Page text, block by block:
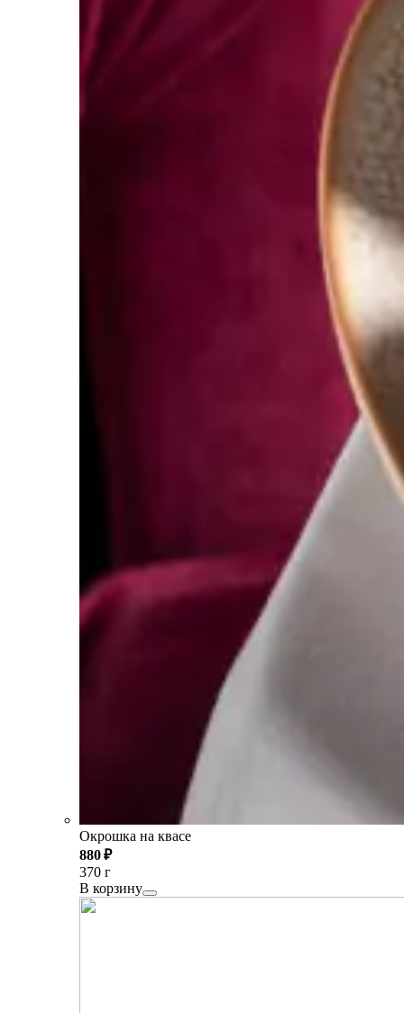
Окрошка на квасе
880 ₽
370 г
В корзину